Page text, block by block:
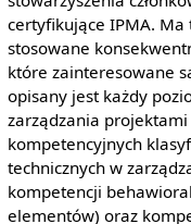
certyfikujące IPMA. Ma
stosowane
które zainteresowane
opisany jest każdy
zarządzania
kompetencyjnych
technicznych w
kompetencji
elementów) oraz